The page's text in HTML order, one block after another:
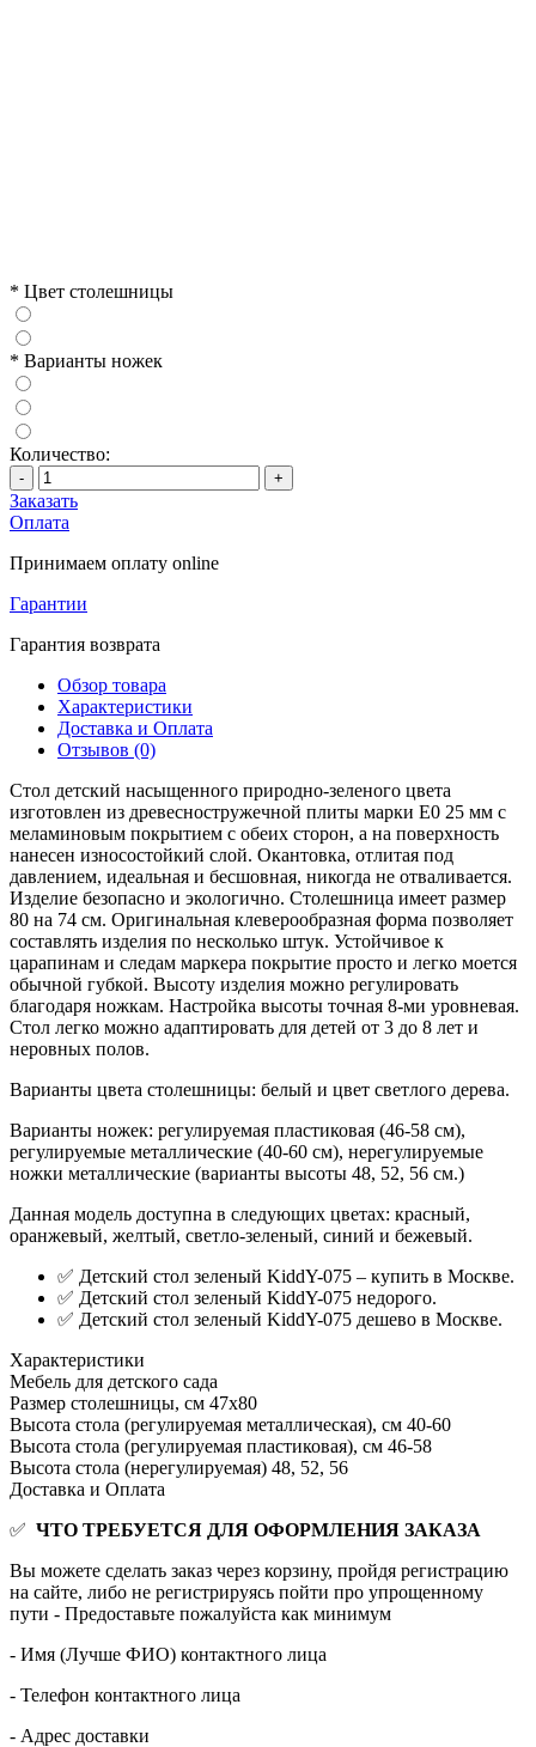
* Цвет столешницы
* Варианты ножек
Количество:
- +
Заказать
Оплата
Принимаем оплату online
Гарантии
Гарантия возврата
Обзор товара
Характеристики
Доставка и Оплата
Отзывов (0)
Стол детский насыщенного природно-зеленого цвета
изготовлен из древесностружечной плиты марки E0 25 мм с
меламиновым покрытием с обеих сторон, а на поверхность
нанесен износостойкий слой. Окантовка, отлитая под
давлением, идеальная и бесшовная, никогда не отваливается.
Изделие безопасно и экологично. Столешница имеет размер
80 на 74 см. Оригинальная клеверообразная форма позволяет
составлять изделия по несколько штук. Устойчивое к
царапинам и следам маркера покрытие просто и легко моется
обычной губкой. Высоту изделия можно регулировать
благодаря ножкам. Настройка высоты точная 8-ми уровневая.
Стол легко можно адаптировать для детей от 3 до 8 лет и
неровных полов.
Варианты цвета столешницы: белый и цвет светлого дерева.
Варианты ножек: регулируемая пластиковая (46-58 см),
регулируемые металлические (40-60 см), нерегулируемые
ножки металлические (варианты высоты 48, 52, 56 см.)
Данная модель доступна в следующих цветах: красный,
оранжевый, желтый, светло-зеленый, синий и бежевый.
✅ Детский стол зеленый KiddY-075 – купить в Москве.
✅ Детский стол зеленый KiddY-075 недорого.
✅ Детский стол зеленый KiddY-075 дешево в Москве.
Характеристики
Мебель для детского сада
Размер столешницы, см 47х80
Высота стола (регулируемая металлическая), см 40-60
Высота стола (регулируемая пластиковая), см 46-58
Высота стола (нерегулируемая) 48, 52, 56
Доставка и Оплата
✅ ЧТО ТРЕБУЕТСЯ ДЛЯ ОФОРМЛЕНИЯ ЗАКАЗА
Вы можете сделать заказ через корзину, пройдя регистрацию
на сайте, либо не регистрируясь пойти про упрощенному
пути - Предоставьте пожалуйста как минимум
- Имя (Лучше ФИО) контактного лица
- Телефон контактного лица
- Адрес доставки